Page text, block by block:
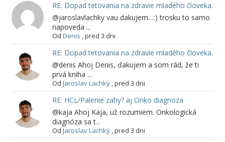
RE: Dopad tetovania na zdravie mladého človeka.
@jaroslavlachky vau dakujem…:) trosku to samo
napoveda ...
Od Denis ,pred 3 dni
RE: Dopad tetovania na zdravie mladého človeka.
@denis Ahoj Denis, ďakujem a som rád, že ti
prvá kniha ...
Od Jaroslav Lachký,pred 3 dni
RE: HCL/Palenie zahy? aj Onko diagnoza
@kaja Ahoj Kaja, už rozumiem. Onkologická
diagnóza sa t...
Od Jaroslav Lachký,pred 3 dni